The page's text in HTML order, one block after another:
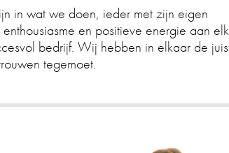
in wat we doen, ieder met zijn eigen
en positieve energie aan elk
bedrijf. Wij hebben in elkaar de
tegemoet.